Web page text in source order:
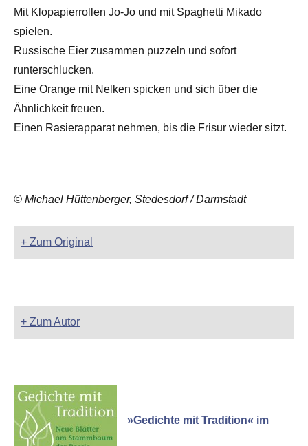
Mit Klopapierrollen Jo-Jo und mit Spaghetti Mikado
spielen.
Russische Eier zusammen puzzeln und sofort
runterschlucken.
Eine Orange mit Nelken spicken und sich über die
Ähnlichkeit freuen.
Einen Rasierapparat nehmen, bis die Frisur wieder sitzt.
© Michael Hüttenberger, Stedesdorf / Darmstadt
+ Zum Original
+ Zum Autor
»Gedichte mit Tradition« im